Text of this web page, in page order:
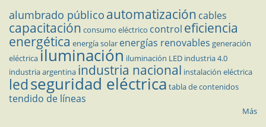
alumbrado público automatización cables
capacitación consumo eléctrico control eficiencia
energética energía solar energías renovables generación
eléctricailuminación iluminación LED industria 4.0
industria argentina industria nacional instalación eléctrica
ledseguridad eléctrica tabla de contenidos
tendido de líneas
Más